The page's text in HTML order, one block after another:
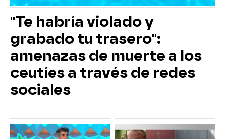
"Te habría violado y
grabado tu trasero":
amenazas de muerte a los
ceutíes a través de redes
sociales